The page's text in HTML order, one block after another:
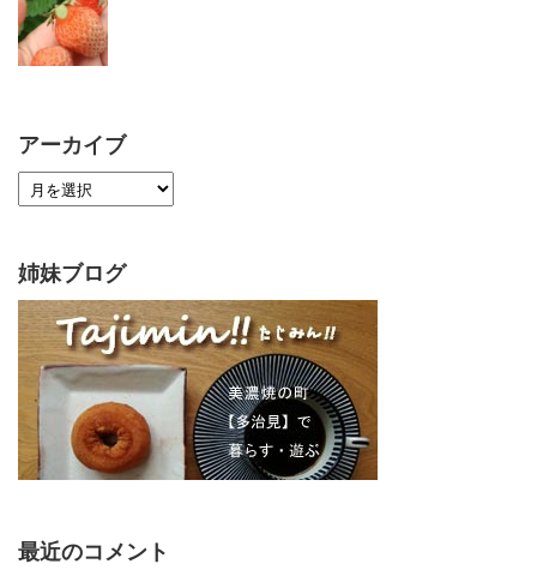
アーカイブ
姉妹ブログ
最近のコメント